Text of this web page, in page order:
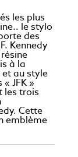
les plus
le stylo
des
Kennedy
à la
et au style
JFK »
les trois
Cette
emblème